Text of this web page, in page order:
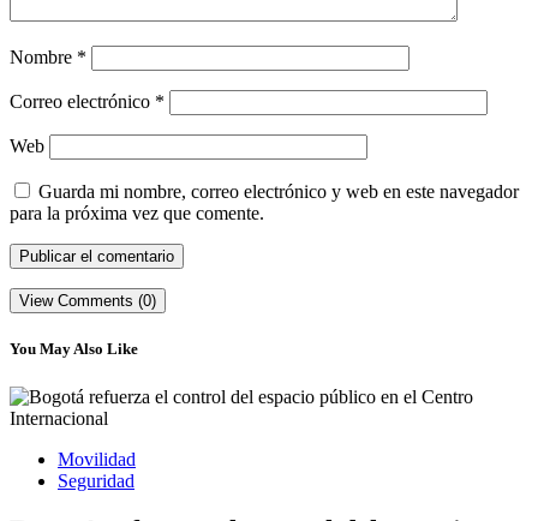
Nombre *
Correo electrónico *
Web
Guarda mi nombre, correo electrónico y web en este navegador
para la próxima vez que comente.
View Comments (0)
You May Also Like
Movilidad
Seguridad